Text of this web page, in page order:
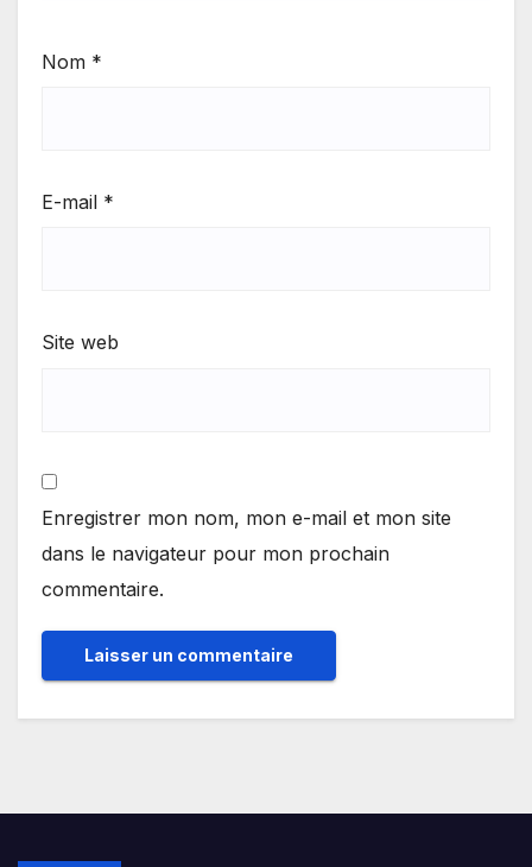
Nom *
E-mail *
Site web
Enregistrer mon nom, mon e-mail et mon site
dans le navigateur pour mon prochain
commentaire.